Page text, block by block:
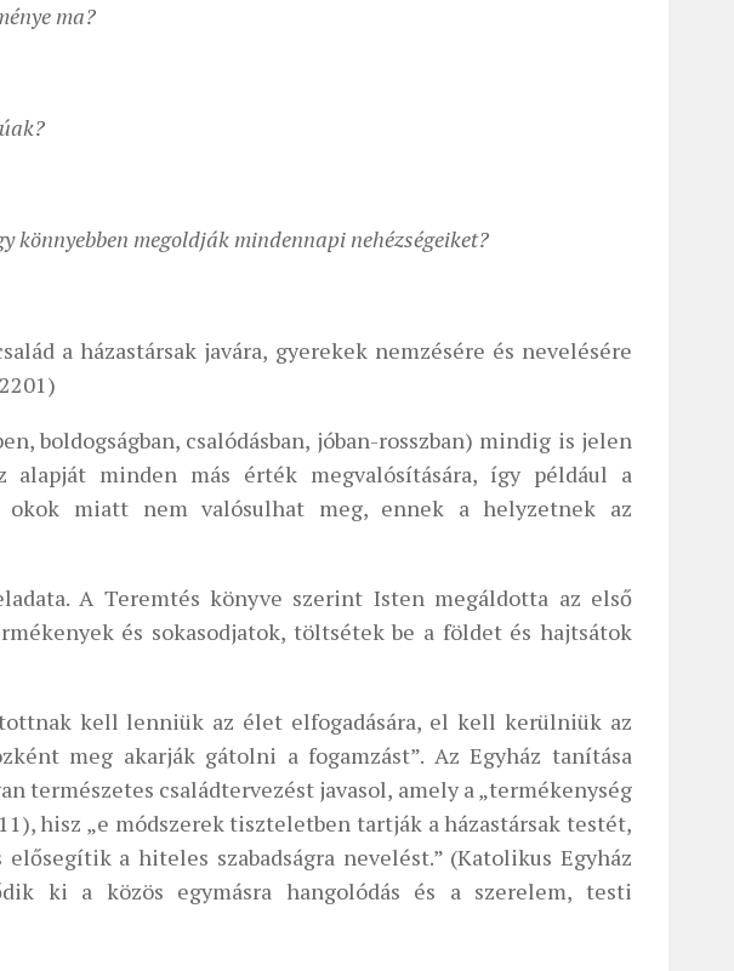
ma?
könnyebben megoldják mindennapi nehézségeiket?
a házastársak javára, gyerekek nemzésére és nevelésére
boldogságban, csalódásban, jóban-rosszban) mindig is jelen
alapját minden más érték megvalósítására, így például a
okok miatt nem valósulhat meg, ennek a helyzetnek az
A Teremtés könyve szerint Isten megáldotta az első
és sokasodjatok, töltsétek be a földet és hajtsátok
kell lenniük az élet elfogadására, el kell kerülniük az
meg akarják gátolni a fogamzást”. Az Egyház tanítása
természetes családtervezést javasol, amely a „termékenység
hisz „e módszerek tiszteletben tartják a házastársak testét,
a hiteles szabadságra nevelést.” (Katolikus Egyház
ki a közös egymásra hangolódás és a szerelem, testi